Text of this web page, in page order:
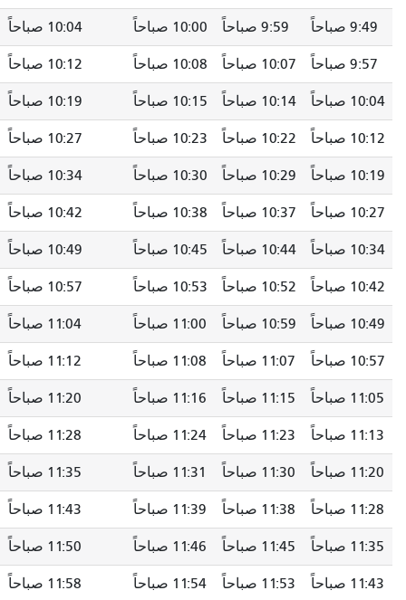
9:59 صباحاً 10:00 صباحاً 10:04 صباحاً 10:09 صباحاً
10:07 صباحاً 10:08 صباحاً 10:12 صباحاً 10:17 صباحاً
10:14 صباحاً 10:15 صباحاً 10:19 صباحاً 10:25 صباحاً
10:22 صباحاً 10:23 صباحاً 10:27 صباحاً 10:33 صباحاً
10:29 صباحاً 10:30 صباحاً 10:34 صباحاً 10:40 صباحاً
10:37 صباحاً 10:38 صباحاً 10:42 صباحاً 10:48 صباحاً
10:44 صباحاً 10:45 صباحاً 10:49 صباحاً 10:55 صباحاً
10:52 صباحاً 10:53 صباحاً 10:57 صباحاً 11:03 صباحاً
10:59 صباحاً 11:00 صباحاً 11:04 صباحاً 11:10 صباحاً
11:07 صباحاً 11:08 صباحاً 11:12 صباحاً 11:18 صباحاً
11:15 صباحاً 11:16 صباحاً 11:20 صباحاً 11:26 صباحاً
11:23 صباحاً 11:24 صباحاً 11:28 صباحاً 11:34 صباحاً
11:30 صباحاً 11:31 صباحاً 11:35 صباحاً 11:41 صباحاً
11:38 صباحاً 11:39 صباحاً 11:43 صباحاً 11:49 صباحاً
11:45 صباحاً 11:46 صباحاً 11:50 صباحاً 11:56 صباحاً
11:53 صباحاً 11:54 صباحاً 11:58 صباحاً 12:04 مساءً